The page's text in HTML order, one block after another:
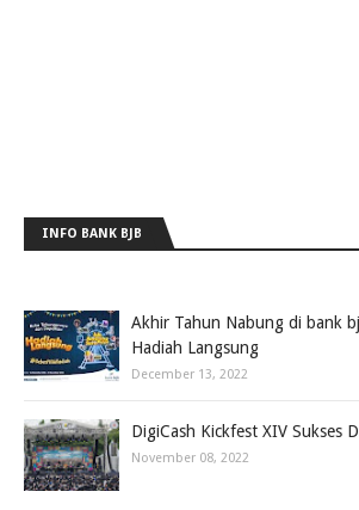
INFO BANK BJB
Akhir Tahun Nabung di bank
Hadiah Langsung
December 13, 2022
DigiCash Kickfest XIV Sukses
November 08, 2022